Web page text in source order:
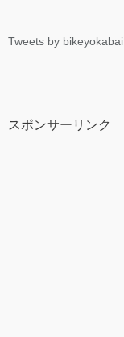
Tweets by bikeyokabai
スポンサーリンク